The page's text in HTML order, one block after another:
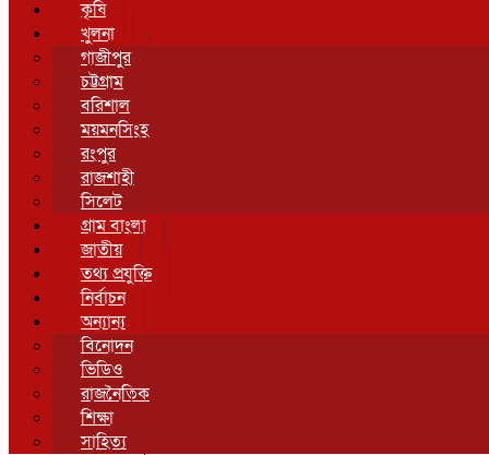
কৃষি
খুলনা
গাজীপুর
চট্টগ্রাম
বরিশাল
ময়মনসিংহ
রংপুর
রাজশাহী
সিলেট
গ্রাম বাংলা
জাতীয়
তথ্য প্রযুক্তি
নির্বাচন
অন্যান্য
বিনোদন
ভিডিও
রাজনৈতিক
শিক্ষা
সাহিত্য